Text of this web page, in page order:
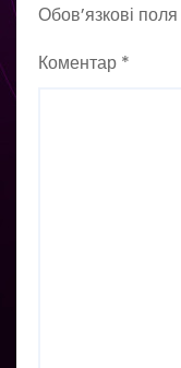
Обов’язкові
Коментар *